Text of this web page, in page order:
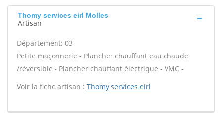
Thomy services eirl Molles
Artisan
Département: 03
Petite maçonnerie - Plancher chauffant eau chaude
/réversible - Plancher chauffant électrique - VMC -
Voir la fiche artisan : Thomy services eirl